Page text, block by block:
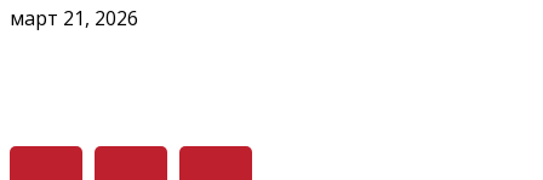
март 21, 2026